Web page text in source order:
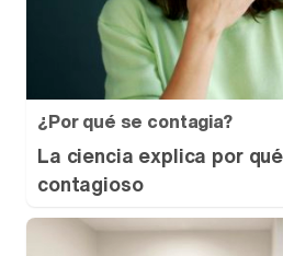
¿Por qué se contagia?
La ciencia explica por
contagioso